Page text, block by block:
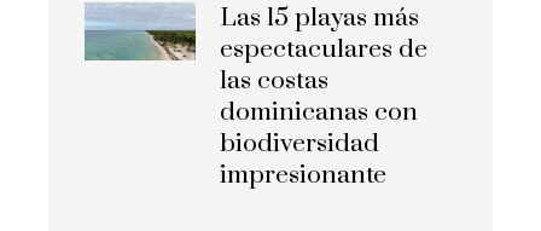
Las 15 playas más
espectaculares de
las costas
dominicanas con
biodiversidad
impresionante